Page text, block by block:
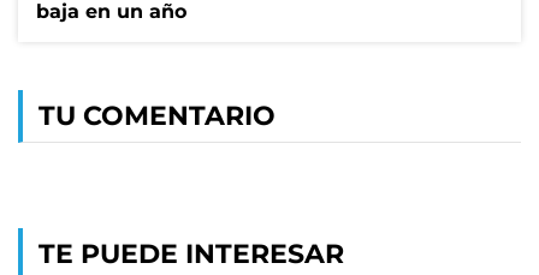
baja en un año
TU COMENTARIO
TE PUEDE INTERESAR